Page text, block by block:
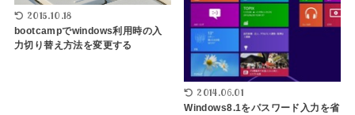
2015.10.18
bootcampでwindows利用時の入
力切り替え方法を変更する
2014.06.01
Windows8.1をパスワード入力を省